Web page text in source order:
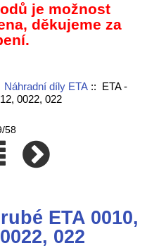
je možnost
děkujeme za
Náhradní díly ETA:: ETA -
0022, 022
58
ETA 0010,
022